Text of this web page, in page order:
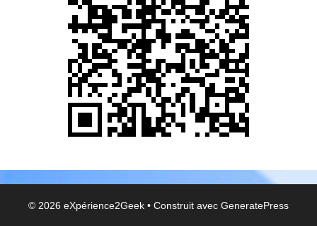
© 2026 eXpérience2Geek • Construit avec GeneratePress